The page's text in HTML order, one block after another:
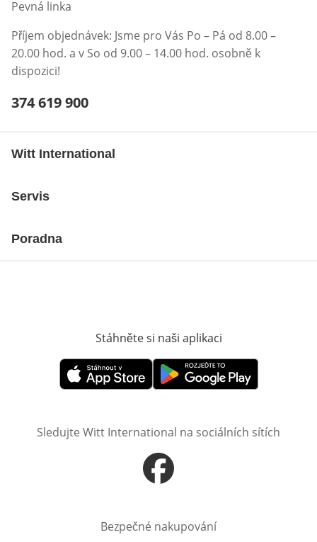
Pevná linka
Příjem objednávek: Jsme pro Vás Po – Pá od 8.00 –
20.00 hod. a v So od 9.00 – 14.00 hod. osobně k
dispozici!
Telefonní číslo:
374 619 900
Witt International
Servis
Poradna
Stáhněte si naši aplikaci
Otevře v novém okněOtevře v novém okně
Sledujte Witt International na sociálních sítích
Otevře v novém okně
Bezpečné nakupování